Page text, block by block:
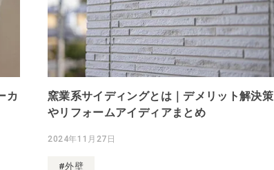
カ
窯業系サイディングとは｜デメリット解決策
やリフォームアイディアまとめ
2024年11月27日
#外壁